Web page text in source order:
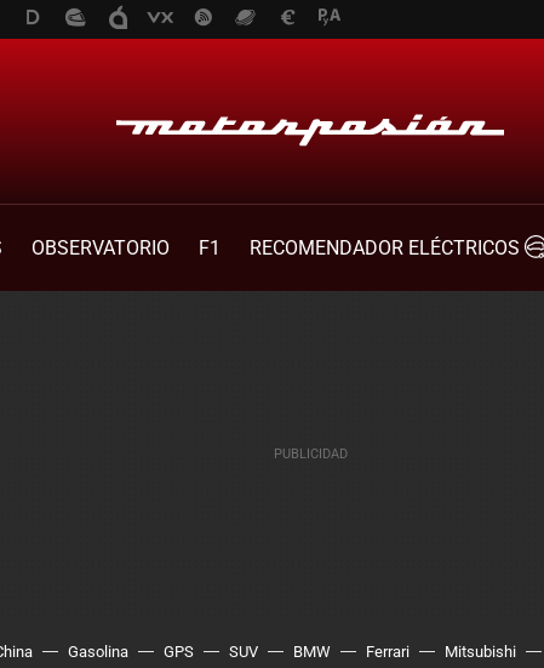
OBSERVATORIO F1
RECOMENDADOR ELÉCTRICOS
Gasolina GPS SUV BMW Ferrari Mitsubishi